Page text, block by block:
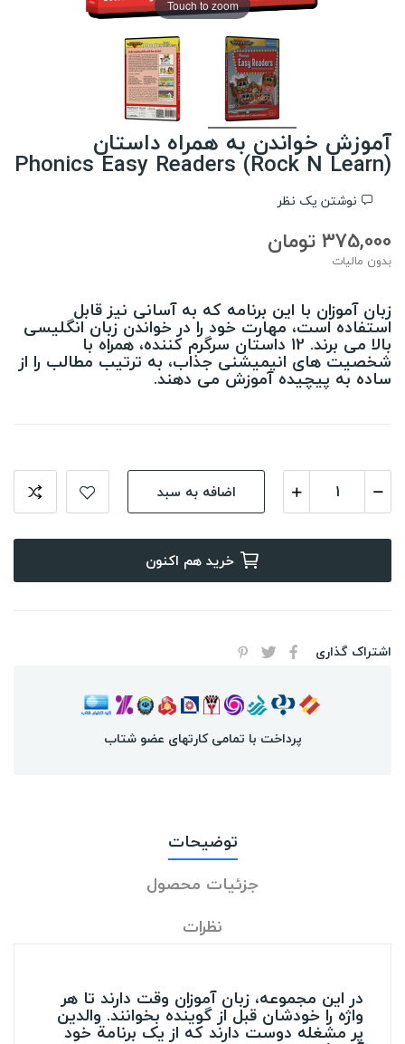
Touch to zoom
آموزش خواندن به همراه داستان
(Phonics Easy Readers (Rock N Learn
نوشتن یک نظر
375,000 تومان
بدون مالیات
زبان آموزان با این برنامه که به آسانی نیز قابل
استفاده است، مهارت خود را در خواندن زبان انگلیسی
بالا می برند. 12 داستان سرگرم کننده، همراه با
شخصیت های انیمیشنی جذاب، به ترتیب مطالب را از
ساده به پیچیده آموزش می دهند.
اضافه به سبد
خرید هم اکنون
اشتراک گذاری
پرداخت با تمامی کارتهای عضو شتاب
توضیحات
جزئیات محصول
نظرات
در این مجموعه، زبان آموزان وقت دارند تا هر
واژه را خودشان قبل از گوینده بخوانند. والدین
پر مشغله دوست دارند که از یک برنامة خود